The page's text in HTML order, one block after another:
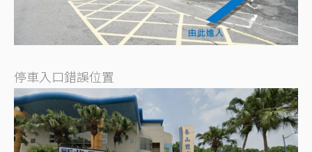
停車入口錯誤位置